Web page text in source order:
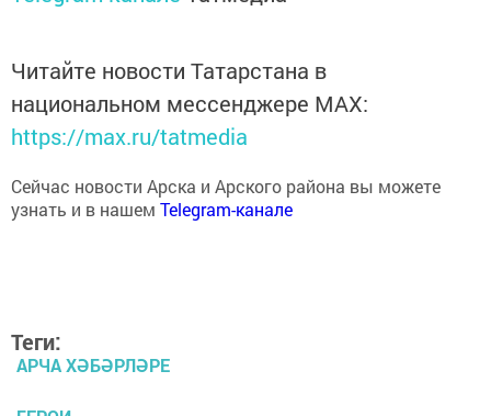
Читайте новости Татарстана в
национальном мессенджере MАХ:
https://max.ru/tatmedia
Сейчас новости Арска и Арского района вы можете
узнать и в нашем Telegram-канале
Теги:
АРЧА ХӘБӘРЛӘРЕ